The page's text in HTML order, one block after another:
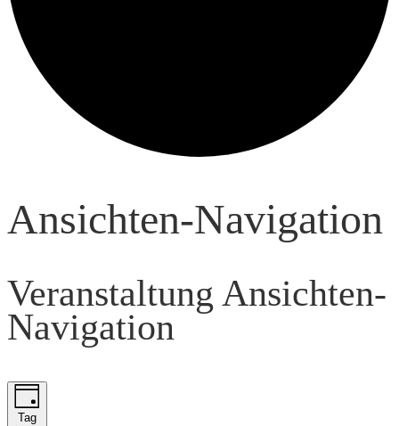
Veranstaltungen
30.
Januar
2025
Ansichten-Navigation
Veranstaltung Ansichten-
Navigation
Tag